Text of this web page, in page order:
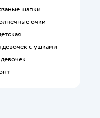
шапки
очки
девочек с ушками
девочек